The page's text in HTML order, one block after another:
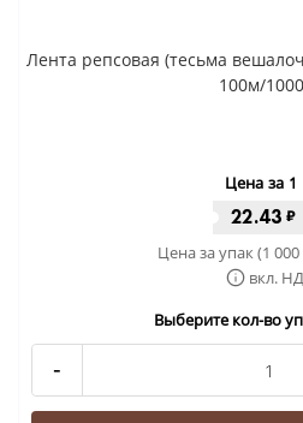
Лента репсовая (тесьма
100м/
Цена за 1
22.43 ₽
Цена за упак (1
вкл.
Выберите кол-во
-